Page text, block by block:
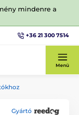
mindenre a
+36 21 300 7514
Menü
Gyártó